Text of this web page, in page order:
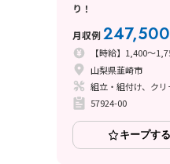
り！
月収例247,500
【時給】1,400～
山梨県韮崎市
組立・組付け、ク
57924-00
キープする